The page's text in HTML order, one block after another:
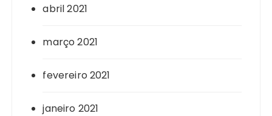
abril 2021
março 2021
fevereiro 2021
janeiro 2021